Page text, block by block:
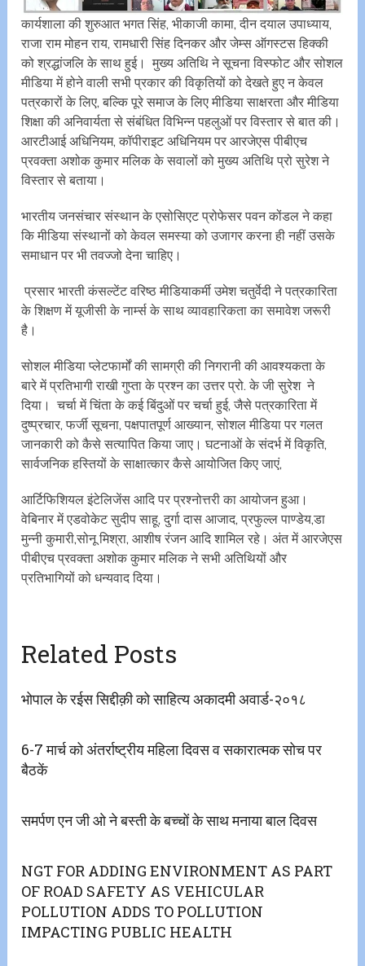
कार्यशाला की शुरुआत भगत सिंह, भीकाजी कामा, दीन दयाल उपाध्याय,
राजा राम मोहन राय, रामधारी सिंह दिनकर और जेम्स ऑगस्टस हिक्की
को श्रद्धांजलि के साथ हुई। मुख्य अतिथि ने सूचना विस्फोट और सोशल
मीडिया में होने वाली सभी प्रकार की विकृतियों को देखते हुए न केवल
पत्रकारों के लिए, बल्कि पूरे समाज के लिए मीडिया साक्षरता और मीडिया
शिक्षा की अनिवार्यता से संबंधित विभिन्न पहलुओं पर विस्तार से बात की।
आरटीआई अधिनियम, कॉपीराइट अधिनियम पर आरजेएस पीबीएच
प्रवक्ता अशोक कुमार मलिक के सवालों को मुख्य अतिथि प्रो सुरेश ने
विस्तार से बताया।
भारतीय जनसंचार संस्थान के एसोसिएट प्रोफेसर पवन कोंडल ने कहा
कि मीडिया संस्थानों को केवल समस्या को उजागर करना ही नहीं उसके
समाधान पर भी तवज्जो देना चाहिए।
प्रसार भारती कंसल्टेंट वरिष्ठ मीडियाकर्मी उमेश चतुर्वेदी ने पत्रकारिता
के शिक्षण में यूजीसी के नार्म्स के साथ व्यावहारिकता का समावेश जरूरी
है।
सोशल मीडिया प्लेटफार्मों की सामग्री की निगरानी की आवश्यकता के
बारे में प्रतिभागी राखी गुप्ता के प्रश्न का उत्तर प्रो. के जी सुरेश ने
दिया। चर्चा में चिंता के कई बिंदुओं पर चर्चा हुई, जैसे पत्रकारिता में
दुष्प्रचार, फर्जी सूचना, पक्षपातपूर्ण आख्यान, सोशल मीडिया पर गलत
जानकारी को कैसे सत्यापित किया जाए। घटनाओं के संदर्भ में विकृति,
सार्वजनिक हस्तियों के साक्षात्कार कैसे आयोजित किए जाएं,
आर्टिफिशियल इंटेलिजेंस आदि पर प्रश्नोत्तरी का आयोजन हुआ।
वेबिनार में एडवोकेट सुदीप साहू, दुर्गा दास आजाद, प्रफुल्ल पाण्डेय,डा
मुन्नी कुमारी,सोनू मिश्रा, आशीष रंजन आदि शामिल रहे। अंत में आरजेएस
पीबीएच प्रवक्ता अशोक कुमार मलिक ने सभी अतिथियों और
प्रतिभागियों को धन्यवाद दिया।
Related Posts
भोपाल के रईस सिद्दीक़ी को साहित्य अकादमी अवार्ड-२०१८
6-7 मार्च को अंतर्राष्ट्रीय महिला दिवस व सकारात्मक सोच पर
बैठकें
समर्पण एन जी ओ ने बस्ती के बच्चों के साथ मनाया बाल दिवस
NGT FOR ADDING ENVIRONMENT AS PART
OF ROAD SAFETY AS VEHICULAR
POLLUTION ADDS TO POLLUTION
IMPACTING PUBLIC HEALTH